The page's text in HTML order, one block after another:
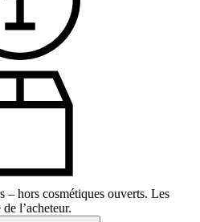
– hors cosmétiques ouverts. Les
l’acheteur.